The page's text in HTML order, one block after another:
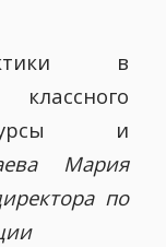
в
и
Мария
по